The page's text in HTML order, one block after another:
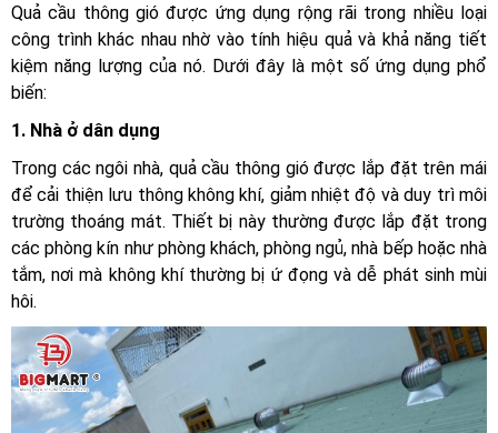
Quả cầu thông gió được ứng dụng rộng rãi trong nhiều loại
công trình khác nhau nhờ vào tính hiệu quả và khả năng tiết
kiệm năng lượng của nó. Dưới đây là một số ứng dụng phổ
biến:
1. Nhà ở dân dụng
Trong các ngôi nhà, quả cầu thông gió được lắp đặt trên mái
để cải thiện lưu thông không khí, giảm nhiệt độ và duy trì môi
trường thoáng mát. Thiết bị này thường được lắp đặt trong
các phòng kín như phòng khách, phòng ngủ, nhà bếp hoặc nhà
tắm, nơi mà không khí thường bị ứ đọng và dễ phát sinh mùi
hôi.